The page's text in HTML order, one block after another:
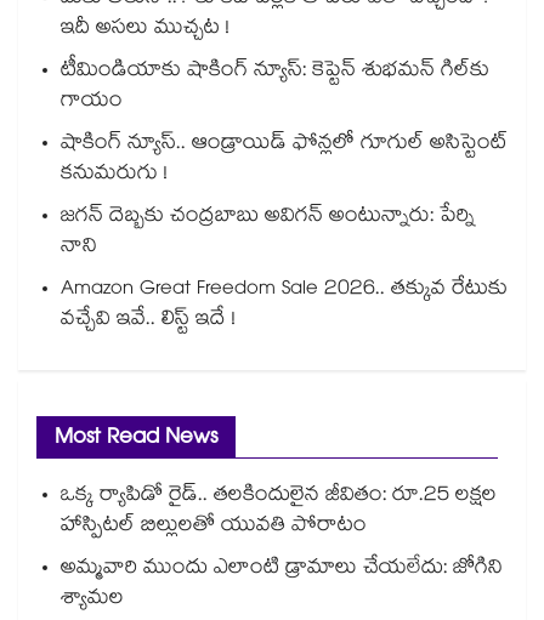
ఇదీ అసలు ముచ్చట !
టీమిండియాకు షాకింగ్ న్యూస్: కెప్టెన్ శుభమన్ గిల్‎కు
గాయం
షాకింగ్ న్యూస్.. ఆండ్రాయిడ్ ఫోన్లలో గూగుల్ అసిస్టెంట్
కనుమరుగు !
జగన్ దెబ్బకు చంద్రబాబు అవిగన్ అంటున్నారు: పేర్ని
నాని
Amazon Great Freedom Sale 2026.. తక్కువ రేటుకు
వచ్చేవి ఇవే.. లిస్ట్ ఇదే !
Most Read News
ఒక్క ర్యాపిడో రైడ్.. తలకిందులైన జీవితం: రూ.25 లక్షల
హాస్పిటల్ బిల్లులతో యువతి పోరాటం
అమ్మవారి ముందు ఎలాంటి డ్రామాలు చేయలేదు: జోగిని
శ్యామల